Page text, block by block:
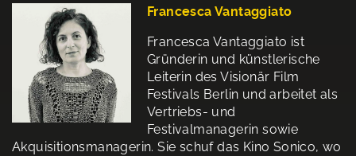
Francesca Vantaggiato
Francesca Vantaggiato ist
Gründerin und künstlerische
Leiterin des Visionär Film
Festivals Berlin und arbeitet als
Vertriebs- und
Festivalmanagerin sowie
Akquisitionsmanagerin. Sie schuf das Kino Sonico, wo